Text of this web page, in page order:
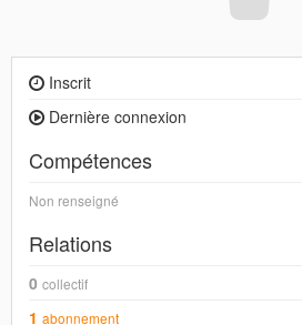
Inscrit
Dernière connexion
Compétences
Non renseigné
Relations
0 collectif
1 abonnement